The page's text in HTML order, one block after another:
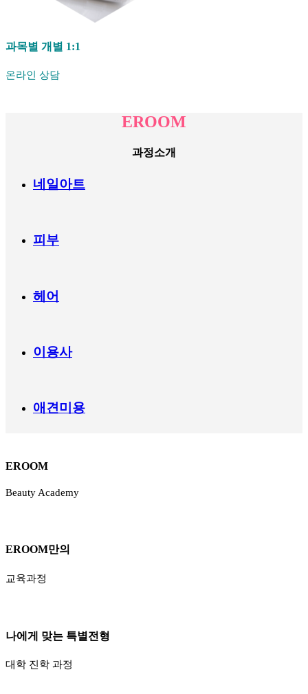
과목별 개별 1:1
온라인 상담
EROOM
과정소개
네일아트
피부
헤어
이용사
애견미용
EROOM
Beauty Academy
EROOM만의
교육과정
나에게 맞는 특별전형
대학 진학 과정